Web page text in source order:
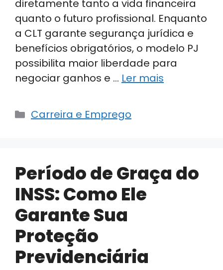
diretamente tanto a vida financeira
quanto o futuro profissional. Enquanto
a CLT garante segurança jurídica e
benefícios obrigatórios, o modelo PJ
possibilita maior liberdade para
negociar ganhos e … Ler mais
Categorias
Carreira e Emprego
Período de Graça do
INSS: Como Ele
Garante Sua
Proteção
Previdenciária